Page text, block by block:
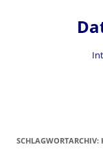
SCHLAGWORTARCHIV: